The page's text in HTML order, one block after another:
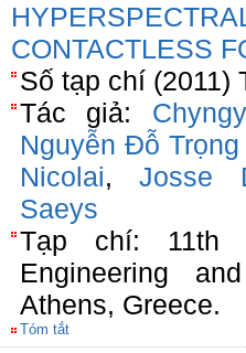
CONTACTLESS
Số tạp chí (2011)
Tác giả:
Nguyễn Đỗ
Nicolai,Josse
Saeys
Tạp chí: 11th
Engineering
Athens, Greece.
Tóm tắt